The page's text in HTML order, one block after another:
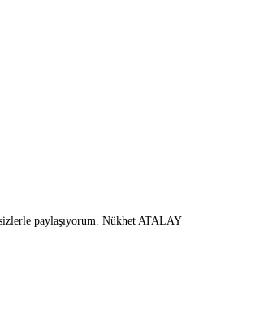
paylaşıyorum. Nükhet ATALAY